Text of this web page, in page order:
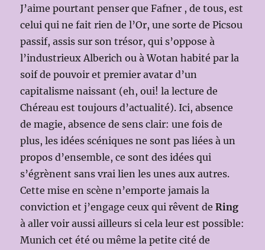
J’aime pourtant penser que Fafner , de tous, est
celui qui ne fait rien de l’Or, une sorte de Picsou
passif, assis sur son trésor, qui s’oppose à
l’industrieux Alberich ou à Wotan habité par la
soif de pouvoir et premier avatar d’un
capitalisme naissant (eh, oui! la lecture de
Chéreau est toujours d’actualité). Ici, absence
de magie, absence de sens clair: une fois de
plus, les idées scéniques ne sont pas liées à un
propos d’ensemble, ce sont des idées qui
s’égrènent sans vrai lien les unes aux autres.
Cette mise en scène n’emporte jamais la
conviction et j’engage ceux qui rêvent deRing
à aller voir aussi ailleurs si cela leur est possible:
Munich cet été ou même la petite cité de